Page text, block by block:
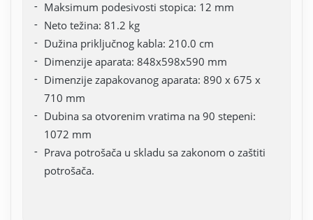
Maksimum podesivosti stopica: 12 mm
Neto težina: 81.2 kg
Dužina priključnog kabla: 210.0 cm
Dimenzije aparata: 848x598x590 mm
Dimenzije zapakovanog aparata: 890 x 675 x
710 mm
Dubina sa otvorenim vratima na 90 stepeni:
1072 mm
Prava potrošača u skladu sa zakonom o zaštiti
potrošača.